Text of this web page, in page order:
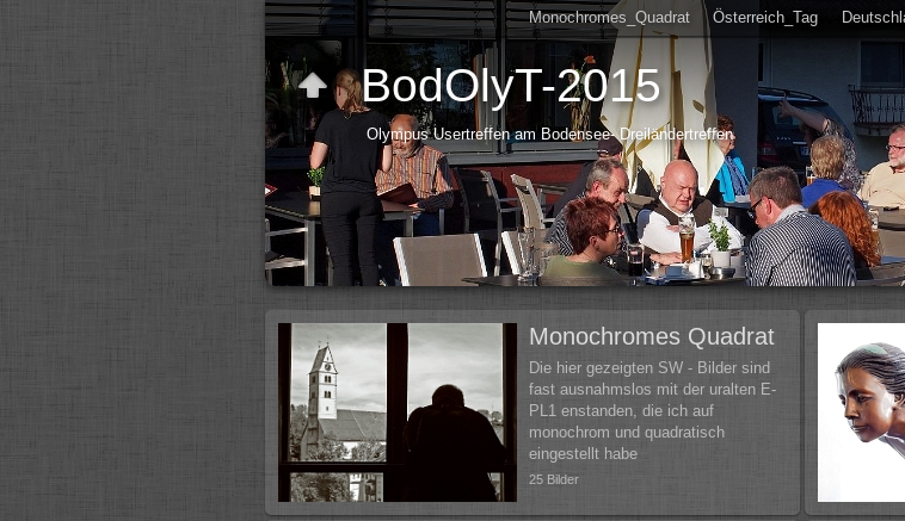
Monochromes_Quadrat Österreich_Tag
BodOlyT-2015
Olympus Usertreffen am Bodensee- Dreiländertreffen
Monochromes Quadrat
Die hier gezeigten SW - Bilder sind
fast ausnahmslos mit der uralten E-
PL1 enstanden, die ich auf
monochrom und quadratisch
eingestellt habe
25 Bilder